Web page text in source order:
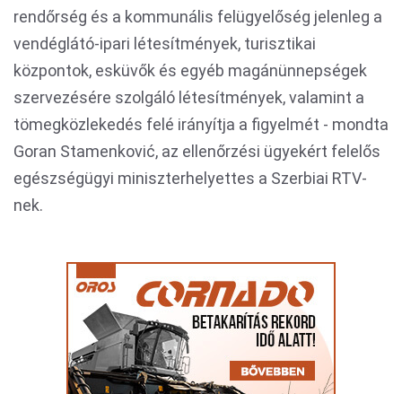
rendőrség és a kommunális felügyelőség jelenleg a
vendéglátó-ipari létesítmények, turisztikai
központok, esküvők és egyéb magánünnepségek
szervezésére szolgáló létesítmények, valamint a
tömegközlekedés felé irányítja a figyelmét - mondta
Goran Stamenković, az ellenőrzési ügyekért felelős
egészségügyi miniszterhelyettes a Szerbiai RTV-
nek.